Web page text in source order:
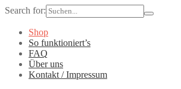
Search for:
Shop
So funktioniert’s
FAQ
Über uns
Kontakt / Impressum